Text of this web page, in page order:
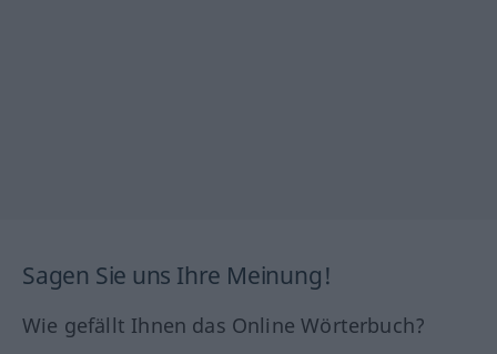
Sagen Sie uns Ihre Meinung!
Wie gefällt Ihnen das Online Wörterbuch?